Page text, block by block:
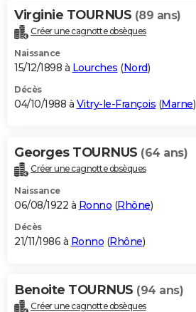
Virginie TOURNUS (89 ans)
Créer une cagnotte obsèques
Naissance
15/12/1898 à Lourches (Nord)
Décès
04/10/1988 à Vitry-le-François (Marne)
Georges TOURNUS (64 ans)
Créer une cagnotte obsèques
Naissance
06/08/1922 à Ronno (Rhône)
Décès
21/11/1986 à Ronno (Rhône)
Benoite TOURNUS (94 ans)
Créer une cagnotte obsèques